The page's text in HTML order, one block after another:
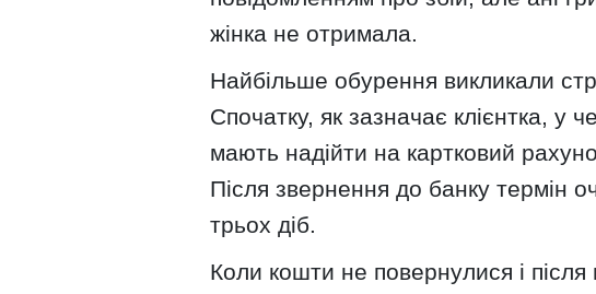
жінка не отримала.
Найбільше обурення викликали
Спочатку, як зазначає клієнтка, у
мають надійти на картковий
Після звернення до банку термін
трьох діб.
Коли кошти не повернулися і після